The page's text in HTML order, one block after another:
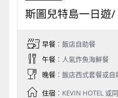
斯圖兒特島一日遊/
早餐：飯店自助餐
午餐：人氣炸魚海鮮餐
晚餐：飯店西式套餐或自
住宿：KEVIN HOTEL 或